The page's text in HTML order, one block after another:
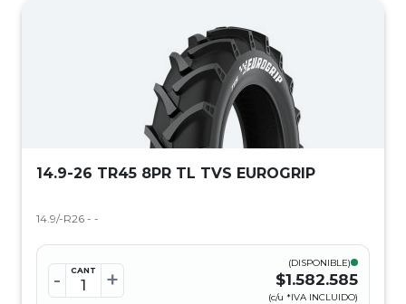
14.9-26 TR45 8PR TL TVS EUROGRIP
14.9/-R26 - -
- CANT +
(DISPONIBLE)
$1.582.585
(c/u *IVA INCLUIDO)